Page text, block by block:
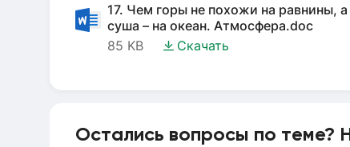
17. Чем горы не похожи на равнины, а
суша – на океан. Атмосфера.doc
85 KB
Скачать
Остались вопросы по теме?